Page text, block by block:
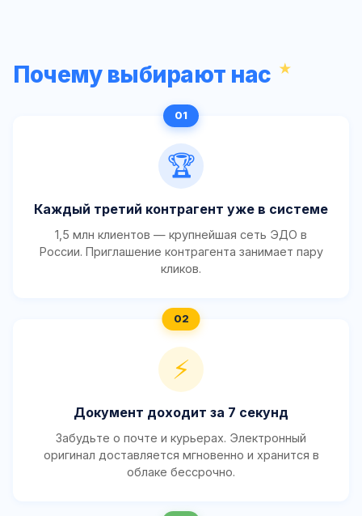
Почему выбирают нас
🏆
Каждый третий контрагент уже в системе
1,5 млн клиентов — крупнейшая сеть ЭДО в
России. Приглашение контрагента занимает пару
кликов.
⚡
Документ доходит за 7 секунд
Забудьте о почте и курьерах. Электронный
оригинал доставляется мгновенно и хранится в
облаке бессрочно.